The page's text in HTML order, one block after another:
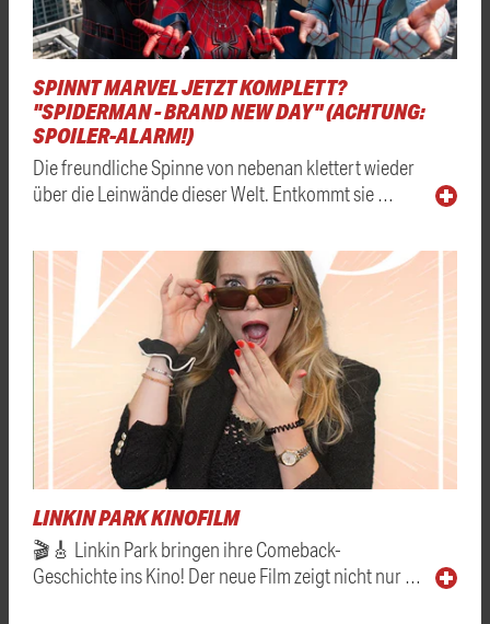
SPINNT MARVEL JETZT KOMPLETT?
"SPIDERMAN - BRAND NEW DAY" (ACHTUNG:
SPOILER-ALARM!)
Die freundliche Spinne von nebenan klettert wieder
über die Leinwände dieser Welt. Entkommt sie …
LINKIN PARK KINOFILM
🎬🎸 Linkin Park bringen ihre Comeback-
Geschichte ins Kino! Der neue Film zeigt nicht nur …